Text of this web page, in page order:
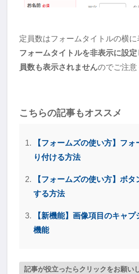
定員数はフォームタイトルの横に
フォームタイトルを非表示に設
員数も表示されませんのでご注意
こちらの記事もオススメ
【フォームズの使い方】フ
り付ける方法
【フォームズの使い方】ボ
する方法
【新機能】画像項目のキャ
機能
記事が役立ったらクリックをお願い